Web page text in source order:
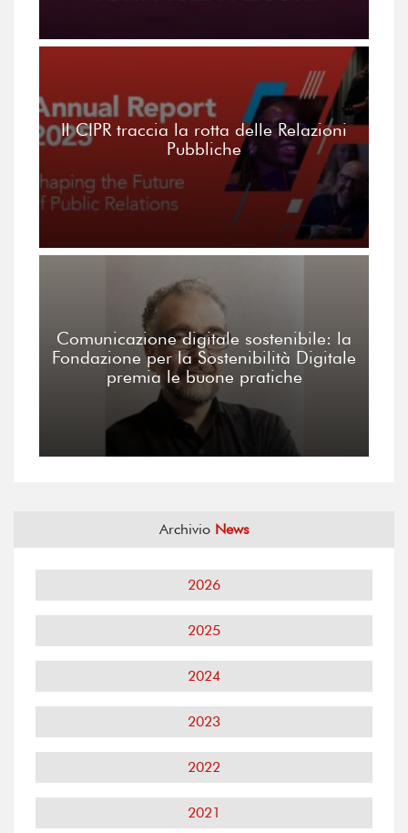
Il CIPR traccia la rotta delle Relazioni
Pubbliche
Comunicazione digitale sostenibile: la
Fondazione per la Sostenibilità Digitale
premia le buone pratiche
Archivio News
2026
2025
2024
2023
2022
2021